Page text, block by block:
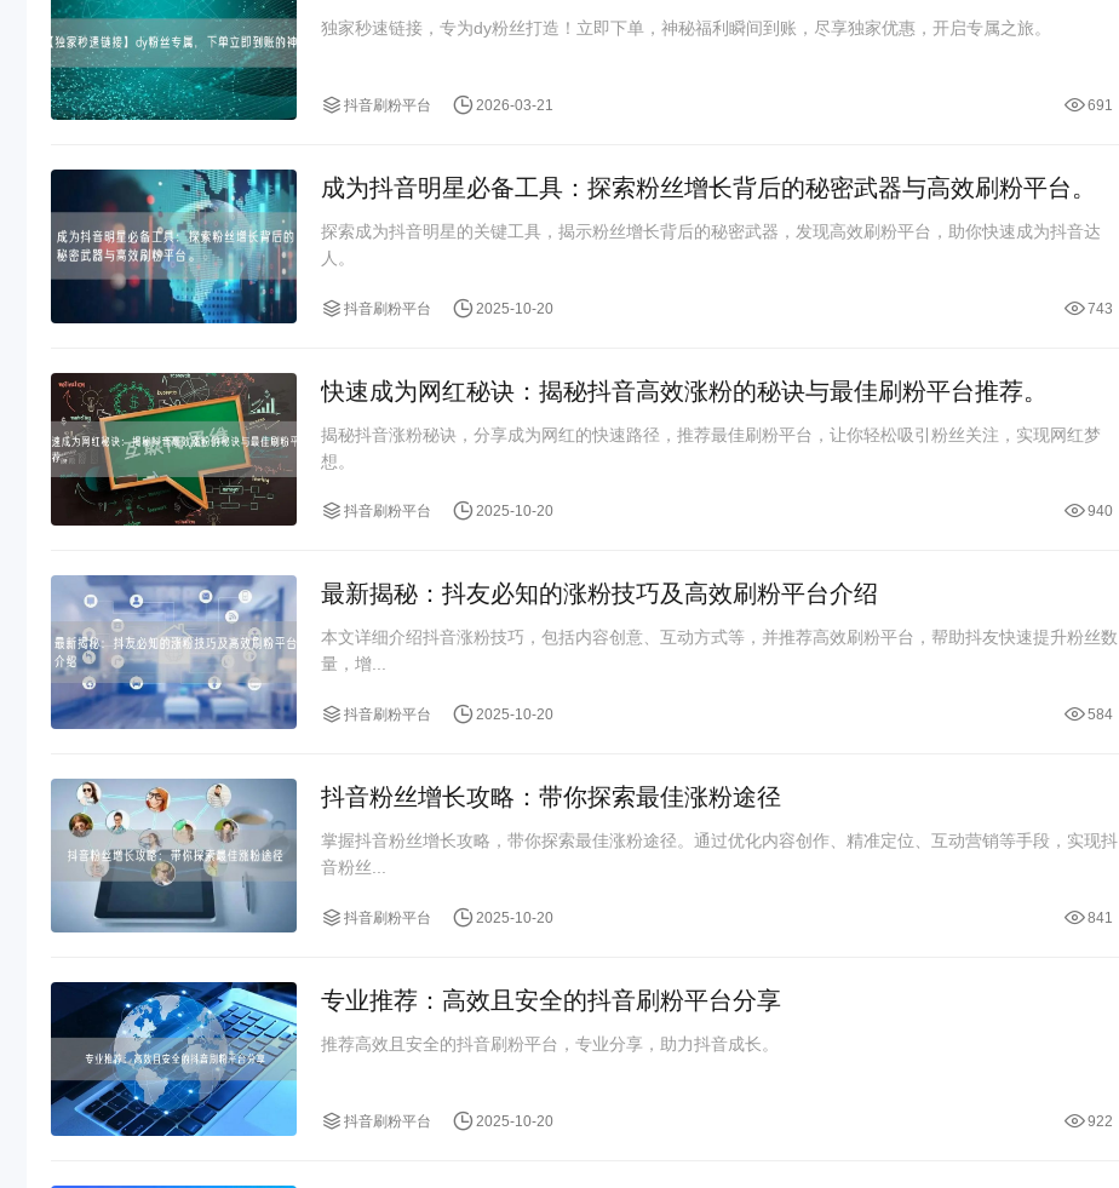
独家秒速链接，专为dy粉丝打造！立即下单，神秘福利瞬间到账，尽享独家优惠，开启专属之旅。
抖音刷粉平台 2026-03-21 691
成为抖音明星必备工具：探索粉丝增长背后的秘密武器与高效刷粉平台。
探索成为抖音明星的关键工具，揭示粉丝增长背后的秘密武器，发现高效刷粉平台，助你快速成为抖音达
人。
抖音刷粉平台 2025-10-20 743
快速成为网红秘诀：揭秘抖音高效涨粉的秘诀与最佳刷粉平台推荐。
揭秘抖音涨粉秘诀，分享成为网红的快速路径，推荐最佳刷粉平台，让你轻松吸引粉丝关注，实现网红梦
想。
抖音刷粉平台 2025-10-20 940
最新揭秘：抖友必知的涨粉技巧及高效刷粉平台介绍
本文详细介绍抖音涨粉技巧，包括内容创意、互动方式等，并推荐高效刷粉平台，帮助抖友快速提升粉丝数
量，增...
抖音刷粉平台 2025-10-20 584
抖音粉丝增长攻略：带你探索最佳涨粉途径
掌握抖音粉丝增长攻略，带你探索最佳涨粉途径。通过优化内容创作、精准定位、互动营销等手段，实现抖
音粉丝...
抖音刷粉平台 2025-10-20 841
专业推荐：高效且安全的抖音刷粉平台分享
推荐高效且安全的抖音刷粉平台，专业分享，助力抖音成长。
抖音刷粉平台 2025-10-20 922